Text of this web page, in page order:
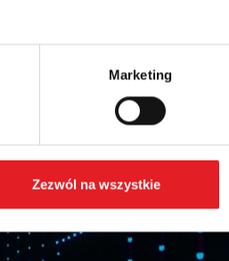
Marketing
Zezwól na wszystkie